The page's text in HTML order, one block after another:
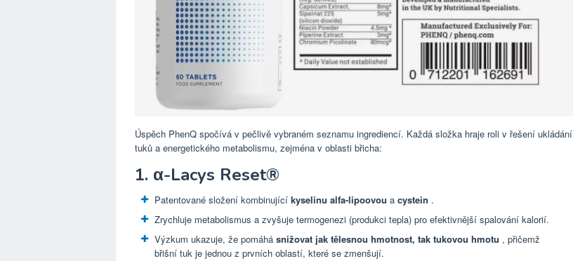
Úspěch PhenQ spočívá v pečlivě vybraném seznamu ingrediencí. Každá složka hraje roli v řešení ukládání
tuků a energetického metabolismu, zejména v oblasti břicha:
1. α-Lacys Reset®
Patentované složení kombinující kyselinu alfa-lipoovou a cystein .
Zrychluje metabolismus a zvyšuje termogenezi (produkci tepla) pro efektivnější spalování kalorií.
Výzkum ukazuje, že pomáhá snižovat jak tělesnou hmotnost, tak tukovou hmotu , přičemž
břišní tuk je jednou z prvních oblastí, které se zmenšují.